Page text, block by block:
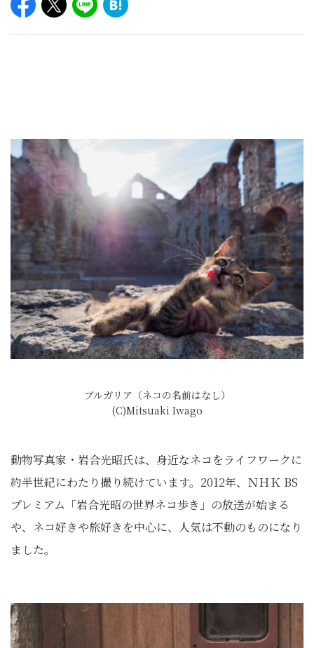
ブルガリア（ネコの名前はなし）
(C)Mitsuaki Iwago
動物写真家・岩合光昭氏は、身近なネコをライフワークに
約半世紀にわたり撮り続けています。2012年、ＮＨＫ BS
プレミアム「岩合光昭の世界ネコ歩き」の放送が始まる
や、ネコ好きや旅好きを中心に、人気は不動のものになり
ました。